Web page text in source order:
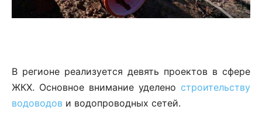
В регионе реализуется девять проектов в сфере
ЖКХ. Основное внимание уделено строительству
водоводов и водопроводных сетей.